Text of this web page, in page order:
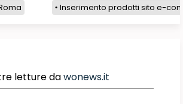
Inserimento prodotti sito e-
letture dawonews.it